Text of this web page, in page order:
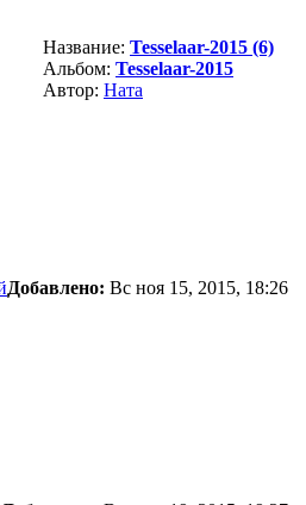
Название: Tesselaar-2015 (6)
Альбом: Tesselaar-2015
Автор: Ната
Добавлено: Вс ноя 15, 2015, 18:26